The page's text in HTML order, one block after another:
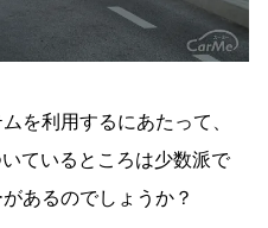
を利用するにあたって、
ているところは少数派で
あるのでしょうか？